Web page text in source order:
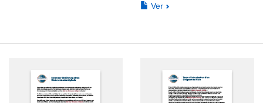
Ver